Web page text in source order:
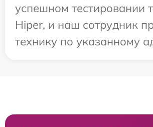
успешном тестировании
Hiper, и наш сотрудник
технику по указанному